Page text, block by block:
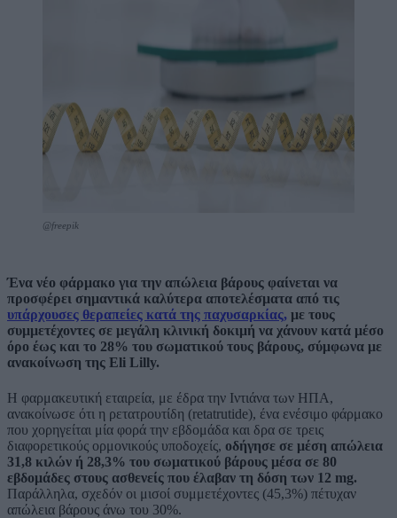
@freepik
Ένα νέο φάρμακο για την απώλεια βάρους φαίνεται να
προσφέρει σημαντικά καλύτερα αποτελέσματα από τις
υπάρχουσες θεραπείες κατά της παχυσαρκίας, με τους
συμμετέχοντες σε μεγάλη κλινική δοκιμή να χάνουν κατά μέσο
όρο έως και το 28% του σωματικού τους βάρους, σύμφωνα με
ανακοίνωση της Eli Lilly.
Η φαρμακευτική εταιρεία, με έδρα την Ιντιάνα των ΗΠΑ,
ανακοίνωσε ότι η ρετατρουτίδη (retatrutide), ένα ενέσιμο φάρμακο
που χορηγείται μία φορά την εβδομάδα και δρα σε τρεις
διαφορετικούς ορμονικούς υποδοχείς, οδήγησε σε μέση απώλεια
31,8 κιλών ή 28,3% του σωματικού βάρους μέσα σε 80
εβδομάδες στους ασθενείς που έλαβαν τη δόση των 12 mg.
Παράλληλα, σχεδόν οι μισοί συμμετέχοντες (45,3%) πέτυχαν
απώλεια βάρους άνω του 30%.